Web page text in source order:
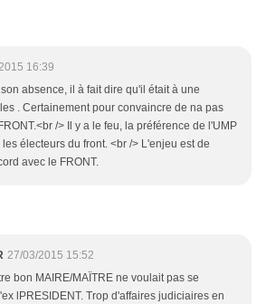
16:39
absence, il à fait dire qu'il était à une
. Certainement pour convaincre de na pas
/> Il y a le feu, la préférence de l'UMP
électeurs du front. <br /> L'enjeu est de
avec le FRONT.
27/03/2015 15:52
bon MAIRE/MAÏTRE ne voulait pas se
lPRESIDENT. Trop d'affaires judiciaires en